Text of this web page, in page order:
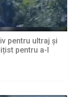
pentru ultraj și
pentru a-l